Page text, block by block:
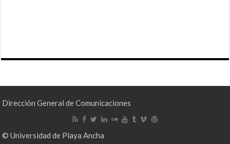
Dirección General de Comunicaciones
© Universidad de Playa Ancha